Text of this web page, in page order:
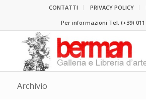
CONTATTI PRIVACY POLICY
Per informazioni Tel. (+39)
Archivio